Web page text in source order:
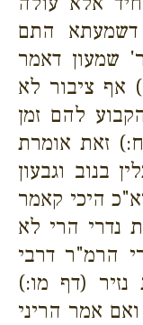
דשמעתא התם
שמעון דאמר
אף ציבור לא
להם זמן
זאת אומרת
בנוב וגבעון
היכי קאמר
נדרי הרי לא
הרמ"ר דרבי
(דף מו:)
אמר הריני